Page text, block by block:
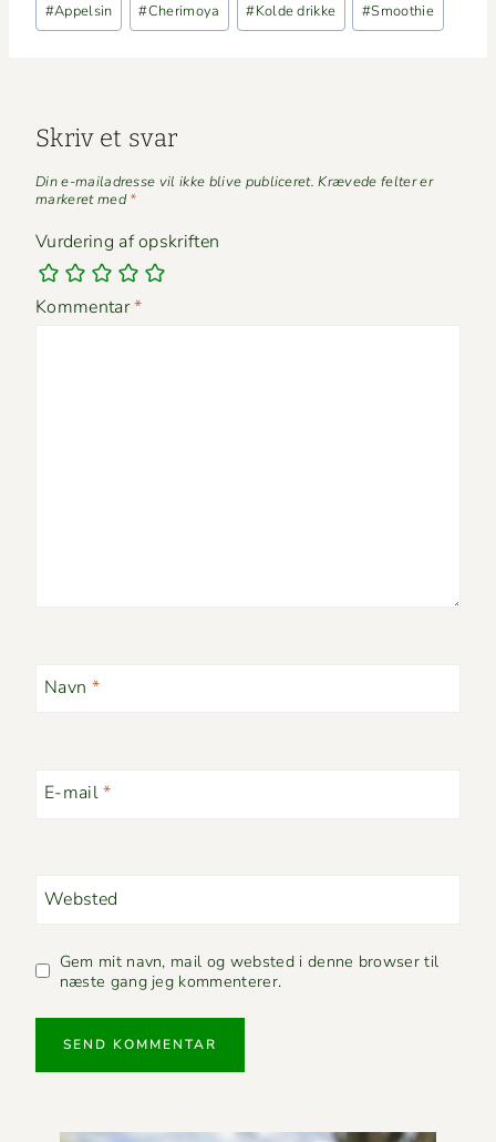
tags:
#Appelsin #Cherimoya #Kolde drikke #Smoothie
Skriv et svar
Din e-mailadresse vil ikke blive publiceret. Krævede felter er
markeret med*
Vurdering af opskriften
Kommentar*
Navn *
E-mail*
Websted
Gem mit navn, mail og websted i denne browser til
næste gang jeg kommenterer.